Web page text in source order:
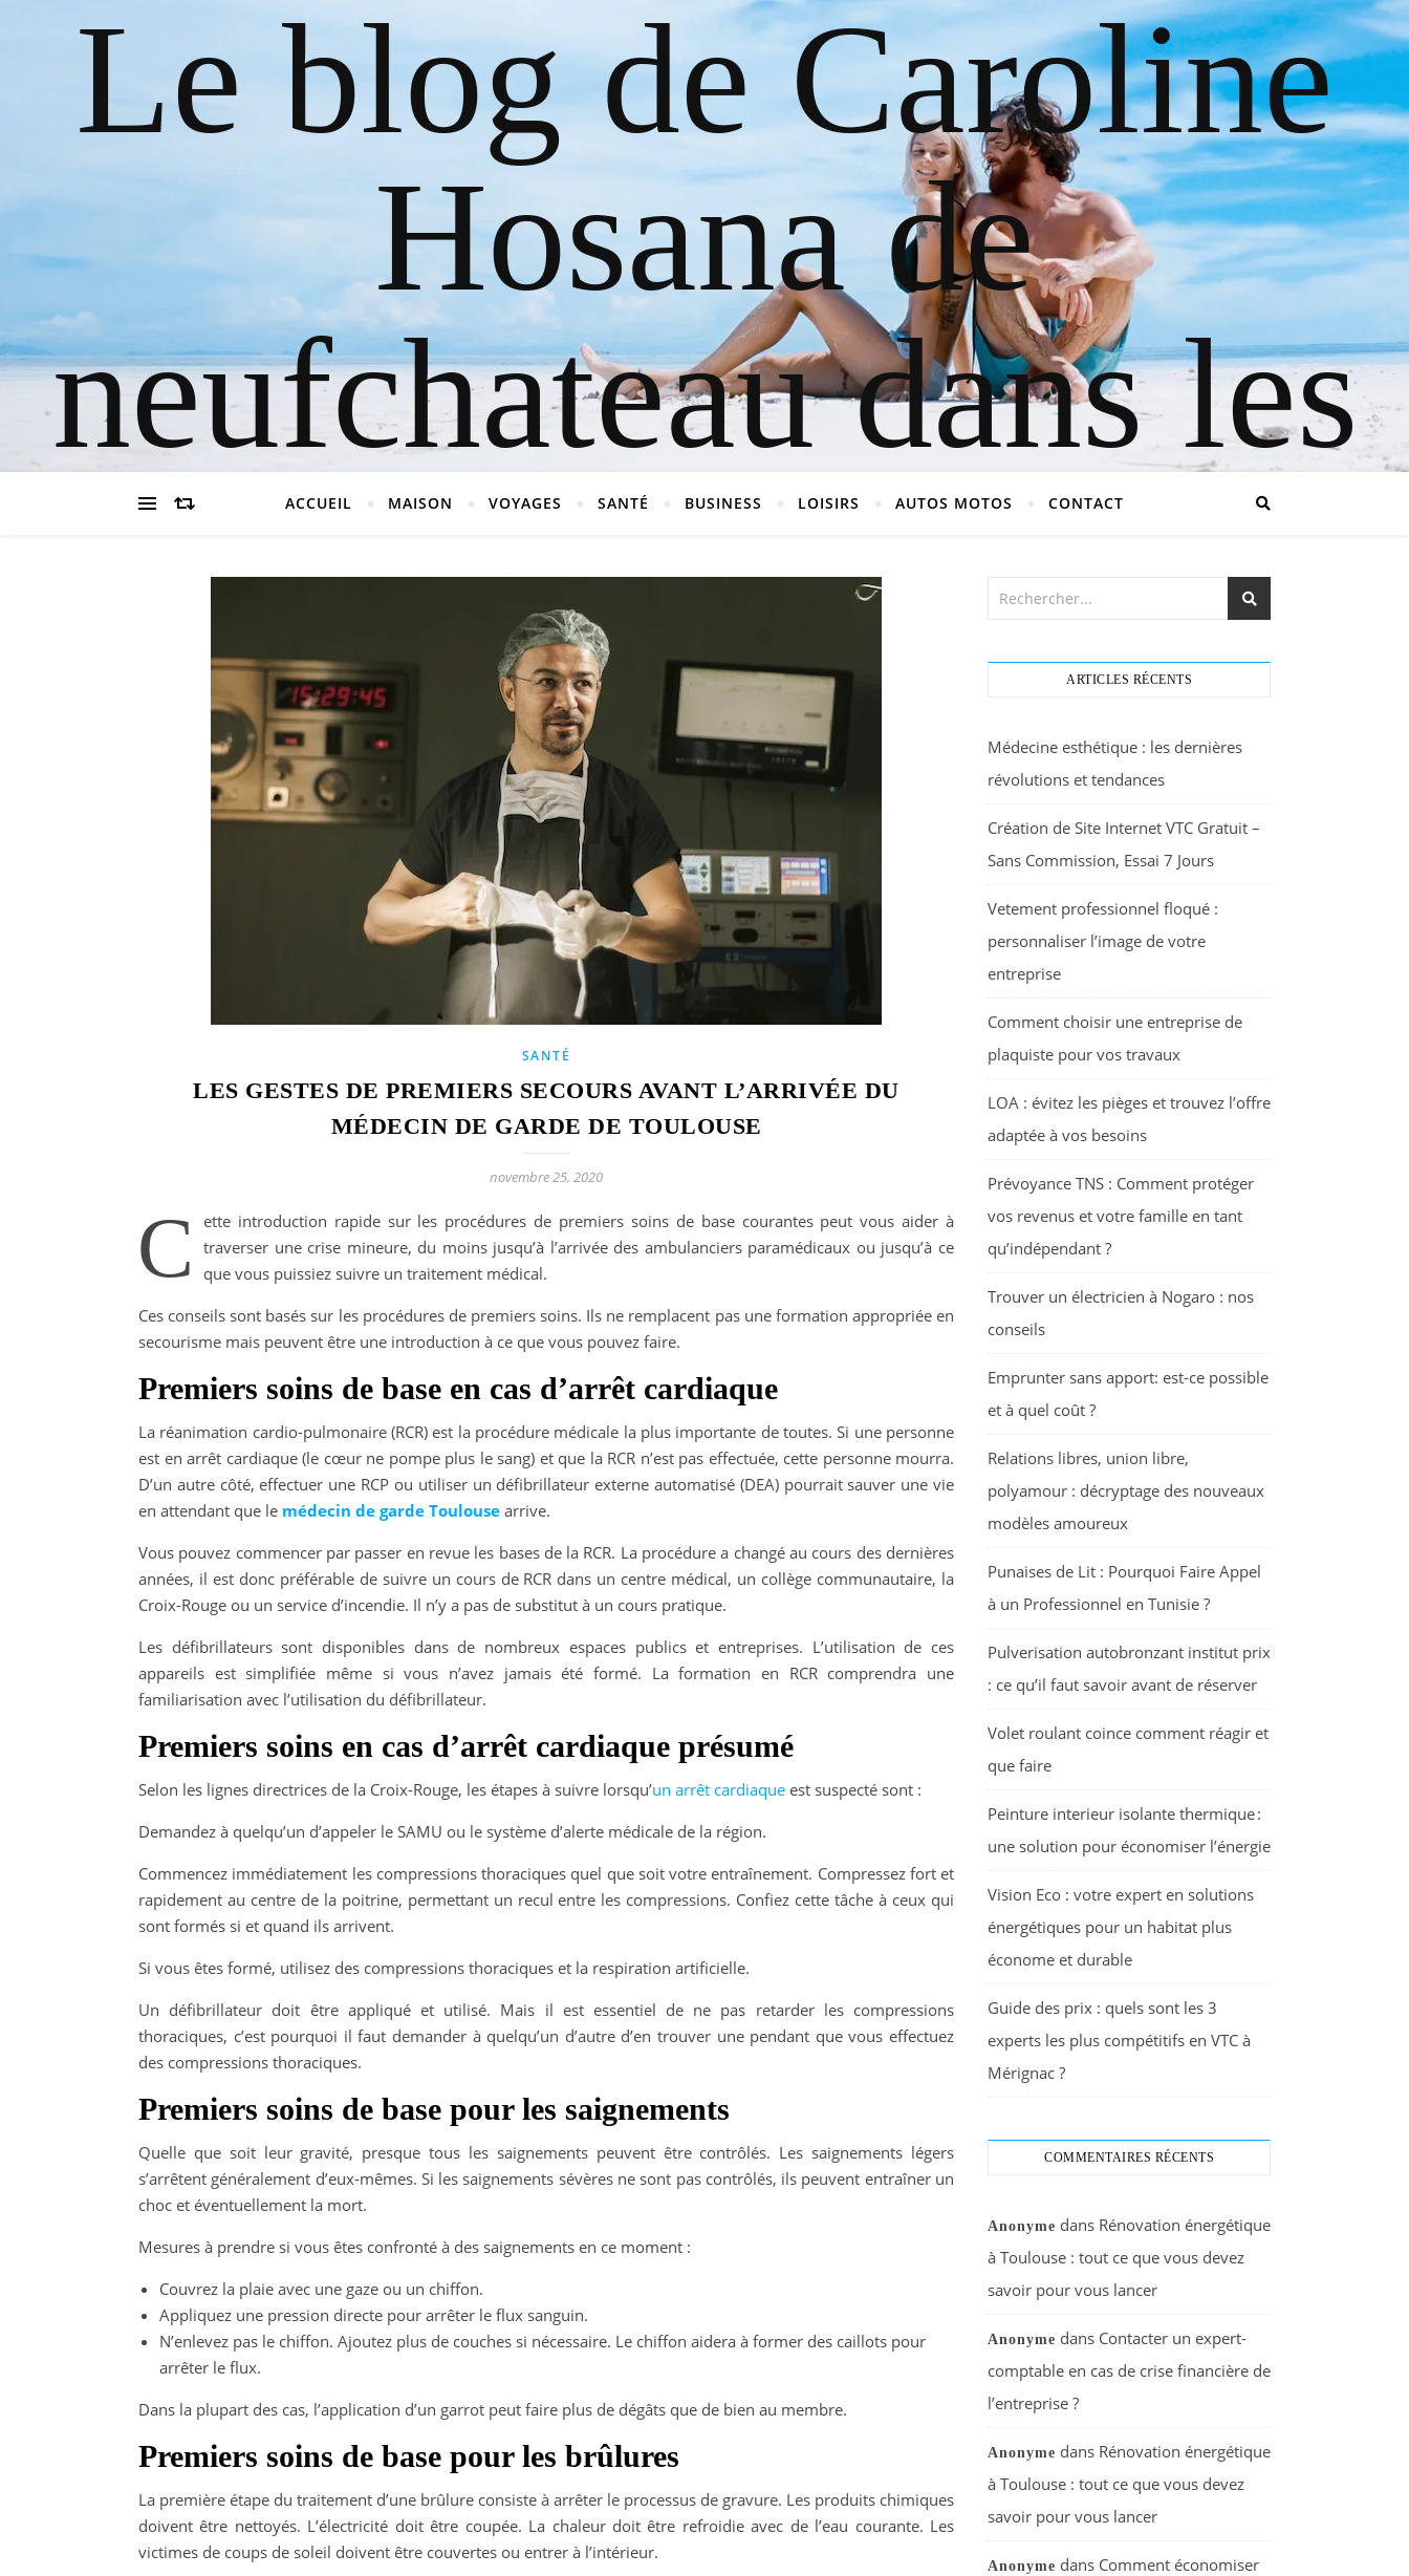
Le blog de Caroline
Hosana de
neufchateau dans les
vosges
ACCUEIL MAISON VOYAGES SANTÉ BUSINESS LOISIRS AUTOS MOTOS CONTACT
SANTÉ
LES GESTES DE PREMIERS SECOURS AVANT L’ARRIVÉE DU
MÉDECIN DE GARDE DE TOULOUSE
novembre 25, 2020
C
ette introduction rapide sur les procédures de premiers soins de base courantes peut vous aider à
traverser une crise mineure, du moins jusqu’à l’arrivée des ambulanciers paramédicaux ou jusqu’à ce
que vous puissiez suivre un traitement médical.
Ces conseils sont basés sur les procédures de premiers soins. Ils ne remplacent pas une formation appropriée en
secourisme mais peuvent être une introduction à ce que vous pouvez faire.
Premiers soins de base en cas d’arrêt cardiaque
La réanimation cardio-pulmonaire (RCR) est la procédure médicale la plus importante de toutes. Si une personne
est en arrêt cardiaque (le cœur ne pompe plus le sang) et que la RCR n’est pas effectuée, cette personne mourra.
D’un autre côté, effectuer une RCP ou utiliser un défibrillateur externe automatisé (DEA) pourrait sauver une vie
en attendant que le médecin de garde Toulouse arrive.
Vous pouvez commencer par passer en revue les bases de la RCR. La procédure a changé au cours des dernières
années, il est donc préférable de suivre un cours de RCR dans un centre médical, un collège communautaire, la
Croix-Rouge ou un service d’incendie. Il n’y a pas de substitut à un cours pratique.
Les défibrillateurs sont disponibles dans de nombreux espaces publics et entreprises. L’utilisation de ces
appareils est simplifiée même si vous n’avez jamais été formé. La formation en RCR comprendra une
familiarisation avec l’utilisation du défibrillateur.
Premiers soins en cas d’arrêt cardiaque présumé
Selon les lignes directrices de la Croix-Rouge, les étapes à suivre lorsqu’un arrêt cardiaque est suspecté sont :
Demandez à quelqu’un d’appeler le SAMU ou le système d’alerte médicale de la région.
Commencez immédiatement les compressions thoraciques quel que soit votre entraînement. Compressez fort et
rapidement au centre de la poitrine, permettant un recul entre les compressions. Confiez cette tâche à ceux qui
sont formés si et quand ils arrivent.
Si vous êtes formé, utilisez des compressions thoraciques et la respiration artificielle.
Un défibrillateur doit être appliqué et utilisé. Mais il est essentiel de ne pas retarder les compressions
thoraciques, c’est pourquoi il faut demander à quelqu’un d’autre d’en trouver une pendant que vous effectuez
des compressions thoraciques.
Premiers soins de base pour les saignements
Quelle que soit leur gravité, presque tous les saignements peuvent être contrôlés. Les saignements légers
s’arrêtent généralement d’eux-mêmes. Si les saignements sévères ne sont pas contrôlés, ils peuvent entraîner un
choc et éventuellement la mort.
Mesures à prendre si vous êtes confronté à des saignements en ce moment :
Couvrez la plaie avec une gaze ou un chiffon.
Appliquez une pression directe pour arrêter le flux sanguin.
N’enlevez pas le chiffon. Ajoutez plus de couches si nécessaire. Le chiffon aidera à former des caillots pour
arrêter le flux.
Dans la plupart des cas, l’application d’un garrot peut faire plus de dégâts que de bien au membre.
Premiers soins de base pour les brûlures
La première étape du traitement d’une brûlure consiste à arrêter le processus de gravure. Les produits chimiques
doivent être nettoyés. L’électricité doit être coupée. La chaleur doit être refroidie avec de l’eau courante. Les
victimes de coups de soleil doivent être couvertes ou entrer à l’intérieur.
ARTICLES RÉCENTS
Médecine esthétique : les dernières
révolutions et tendances
Création de Site Internet VTC Gratuit –
Sans Commission, Essai 7 Jours
Vetement professionnel floqué :
personnaliser l’image de votre
entreprise
Comment choisir une entreprise de
plaquiste pour vos travaux
LOA : évitez les pièges et trouvez l’offre
adaptée à vos besoins
Prévoyance TNS : Comment protéger
vos revenus et votre famille en tant
qu’indépendant ?
Trouver un électricien à Nogaro : nos
conseils
Emprunter sans apport: est-ce possible
et à quel coût ?
Relations libres, union libre,
polyamour : décryptage des nouveaux
modèles amoureux
Punaises de Lit : Pourquoi Faire Appel
à un Professionnel en Tunisie ?
Pulverisation autobronzant institut prix
: ce qu’il faut savoir avant de réserver
Volet roulant coince comment réagir et
que faire
Peinture interieur isolante thermique :
une solution pour économiser l’énergie
Vision Eco : votre expert en solutions
énergétiques pour un habitat plus
économe et durable
Guide des prix : quels sont les 3
experts les plus compétitifs en VTC à
Mérignac ?
COMMENTAIRES RÉCENTS
Anonyme dans Rénovation énergétique
à Toulouse : tout ce que vous devez
savoir pour vous lancer
Anonyme dans Contacter un expert-
comptable en cas de crise financière de
l’entreprise ?
Anonyme dans Rénovation énergétique
à Toulouse : tout ce que vous devez
savoir pour vous lancer
Anonyme dans Comment économiser